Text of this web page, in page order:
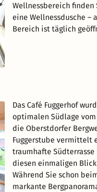
Wellnessbereich finden
eine Wellnessdusche –
Bereich ist täglich
Das Café Fuggerhof
optimalen Südlage
die Oberstdorfer
Fuggerstube vermittelt
traumhafte
diesen einmaligen
Während Sie schon
markante